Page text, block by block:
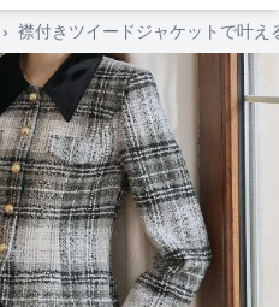
› 襟付きツイードジャケットで叶え